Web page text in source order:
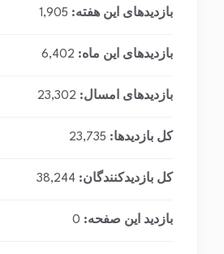
بازدیدهای این هفته: 1,905
بازدیدهای این ماه: 6,402
بازدیدهای امسال: 23,302
کل بازدیدها: 23,735
کل بازدیدکنند‌گان: 38,244
بازدید این صفحه: 0